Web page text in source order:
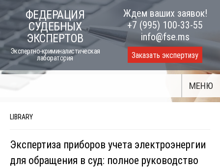
to
content
ФЕДЕРАЦИЯ
СУДЕБНЫХ
ЭКСПЕРТОВ
Экспертно-криминалистическая
лаборатория
Ждем ваших заявок!
+7 (995) 100-33-55
info@fse.ms
Заказать экспертизу
МЕНЮ
LIBRARY
Экспертиза приборов учета электроэнергии
для обращения в суд: полное руководство